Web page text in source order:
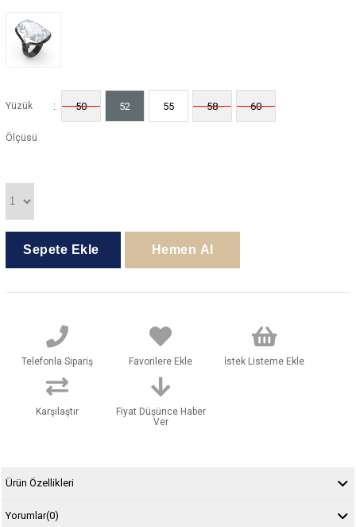
Yüzük
Ölçüsü
: 50 52 55 58 60
Telefonla Sipariş Favorilere Ekle İstek Listeme Ekle
Karşılaştır
Fiyat Düşünce Haber
Ver
Ürün Özellikleri
Yorumlar(0)